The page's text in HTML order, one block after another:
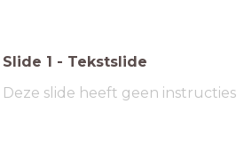
Slide 1 - Tekstslide
Deze slide heeft geen instructies